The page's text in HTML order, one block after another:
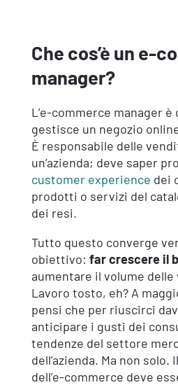
Che cos’è un e-
manager?
L’e-commerce manager
gestisce un negozio
È responsabile delle
un’azienda; deve saper
customer experience dei
prodotti o servizi del
dei resi.
Tutto questo converge
obiettivo: far crescere il
aumentare il volume
Lavoro tosto, eh? A
pensi che per riuscirci
anticipare i gusti dei
tendenze del settore
dell’azienda. Ma non solo.
dell’e-commerce deve